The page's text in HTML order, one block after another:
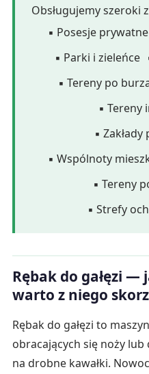
Obsługujemy szeroki
▪ Posesje prywatne
▪ Parki i zieleńce
▪ Tereny po
▪ Tereny
▪
▪ Wspólnoty
▪ Tereny
▪ Strefy
Rębak do gałęzi —
warto z niego
Rębak do gałęzi to
obracających się noży
na drobne kawałki.